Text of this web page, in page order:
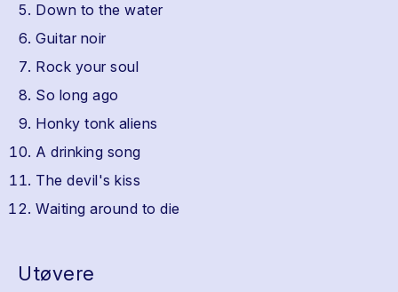
Down to the water
Guitar noir
Rock your soul
So long ago
Honky tonk aliens
A drinking song
The devil's kiss
Waiting around to die
Utøvere